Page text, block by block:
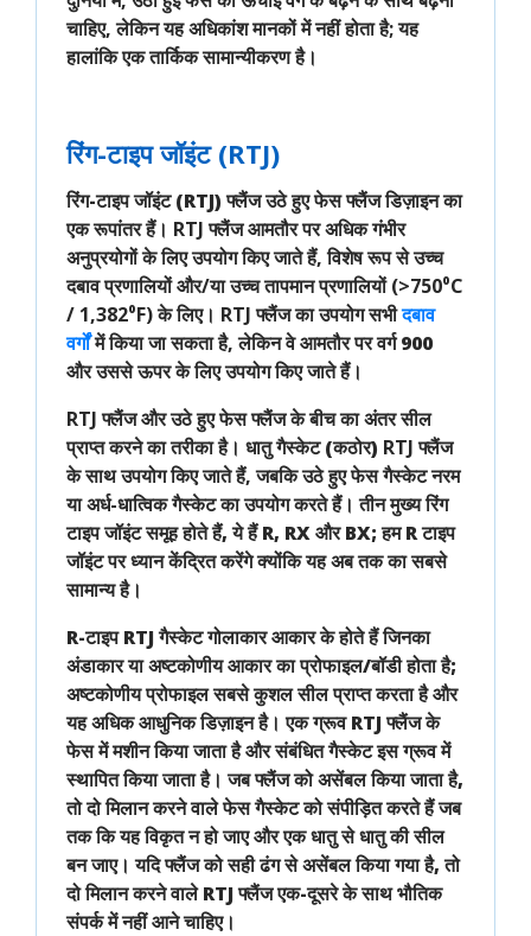
चाहिए, लेकिन यह अधिकांश मानकों में नहीं होता है; यह
हालांकि एक तार्किक सामान्यीकरण है।
रिंग-टाइप जॉइंट (RTJ)
रिंग-टाइप जॉइंट (RTJ) फ्लैंजउठे हुए फेस फ्लैंज डिज़ाइन का
एक रूपांतर हैं। RTJ फ्लैंज आमतौर पर अधिकगंभीर
अनुप्रयोगोंके लिए उपयोग किए जाते हैं, विशेष रूप सेउच्च
दबावप्रणालियों और/याउच्च तापमानप्रणालियों (>750⁰C
/ 1,382⁰F) के लिए। RTJ फ्लैंज का उपयोगसभीदबाव
वर्गोंमें किया जा सकता है, लेकिन वे आमतौर परवर्ग 900
और उससे ऊपरके लिए उपयोग किए जाते हैं।
RTJ फ्लैंज और उठे हुए फेस फ्लैंज के बीच का अंतर सील
प्राप्त करने का तरीका है। धातु गैस्केट (कठोर) RTJ फ्लैंज
के साथ उपयोग किए जाते हैं, जबकि उठे हुए फेस गैस्केट नरम
या अर्ध-धात्विक गैस्केट का उपयोग करते हैं। तीनमुख्य रिंग
टाइप जॉइंटसमूहहोते हैं, ये हैंR, RXऔरBX; हमR टाइप
जॉइंटपर ध्यान केंद्रित करेंगे क्योंकि यह अब तक कासबसे
सामान्यहै।
R-टाइप RTJ गैस्केटगोलाकारआकार के होते हैं जिनका
अंडाकारयाअष्टकोणीयआकार काप्रोफाइल/बॉडीहोता है;
अष्टकोणीय प्रोफाइल सबसे कुशल सील प्राप्त करता है और
यह अधिक आधुनिक डिज़ाइन है। एकग्रूवRTJ फ्लैंज के
फेस में मशीन किया जाता है और संबंधित गैस्केट इस ग्रूव में
स्थापित किया जाता है। जब फ्लैंज को असेंबल किया जाता है,
तो दो मिलान करने वाले फेसगैस्केट को संपीड़ितकरते हैं जब
तक कि यह विकृत न हो जाए और एकधातु से धातु की सील
बन जाए। यदि फ्लैंज को सही ढंग से असेंबल किया गया है, तो
दो मिलान करने वाले RTJ फ्लैंज एक-दूसरे के साथ भौतिक
संपर्क में नहीं आने चाहिए।